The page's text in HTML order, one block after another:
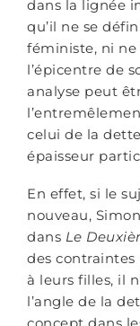
dans la lignée
qu’il ne se
féministe, ni
l’épicentre de
analyse peut
celui de la
épaisseur
En effet, si le
nouveau,
dans Le
des contraintes
à leurs filles, il
l’angle de la
concept dans